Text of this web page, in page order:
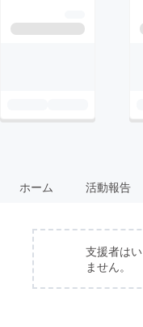
ホーム 活動報告
支援者はい
ません。